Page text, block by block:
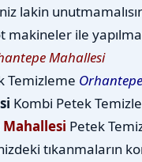
lakin
ile
Mahallesi
Temizleme
Kombi Petek
Petek
tıkanmaların